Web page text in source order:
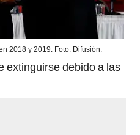
2018 y 2019. Foto: Difusión.
extinguirse debido a las